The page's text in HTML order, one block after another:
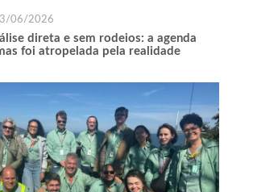
06/2026
direta e sem rodeios: a agenda
foi atropelada pela realidade